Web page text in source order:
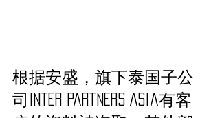
根据安盛，旗下泰国子公
司Inter Partners Asia有客